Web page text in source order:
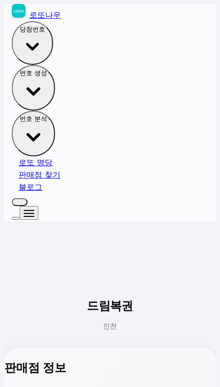
로또나우
당첨번호
번호 생성
번호 분석
로또 명당
판매점 찾기
블로그
드림복권
인천
판매점 정보